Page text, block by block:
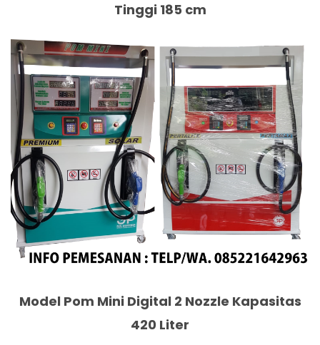
Tinggi 185 cm
Model Pom Mini Digital 2 Nozzle Kapasitas
420 Liter